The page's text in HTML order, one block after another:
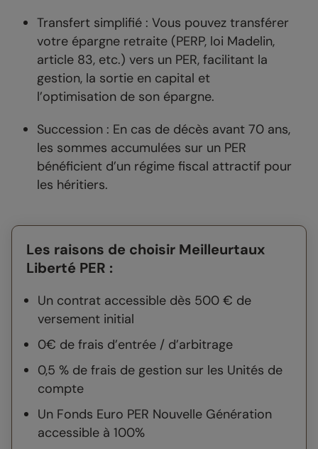
Transfert simplifié : Vous pouvez transférer
votre épargne retraite (PERP, loi Madelin,
article 83, etc.) vers un PER, facilitant la
gestion, la sortie en capital et
l’optimisation de son épargne.
Succession : En cas de décès avant 70 ans,
les sommes accumulées sur un PER
bénéficient d’un régime fiscal attractif pour
les héritiers.
Les raisons de choisir Meilleurtaux
Liberté PER :
Un contrat accessible dès 500 € de
versement initial
0€ de frais d’entrée / d’arbitrage
0,5 % de frais de gestion sur les Unités de
compte
Un Fonds Euro PER Nouvelle Génération
accessible à 100%